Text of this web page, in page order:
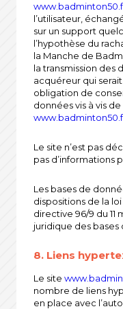
l’utilisateur,
sur un support
l’hypothèse du
la Manche de
la transmission des
acquéreur qui
obligation de
données vis à vis
Le site n’est pas
pas d’informations
Les bases de
dispositions de la
directive 96/9 du 11
juridique des bases
8. Liens
Le site
nombre de liens
en place avec